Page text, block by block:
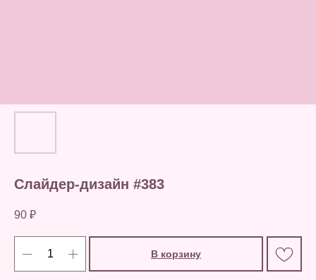
Слайдер-дизайн #383
90 ₽
В корзину